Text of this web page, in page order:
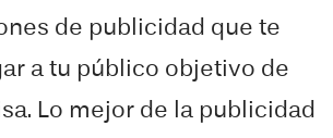
de publicidad que te
a tu público objetivo de
Lo mejor de la publicidad